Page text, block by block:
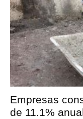
Empresas
de 11.1%